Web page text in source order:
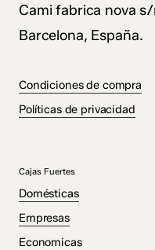
Cami fabrica nova
Barcelona, España.
Condiciones de compra
Políticas de privacidad
Cajas Fuertes
Domésticas
Empresas
Economicas